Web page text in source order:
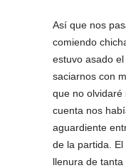
Así que nos
comiendo
estuvo asado
saciarnos con
que no olvidaré
cuenta nos
aguardiente
de la partida.
llenura de